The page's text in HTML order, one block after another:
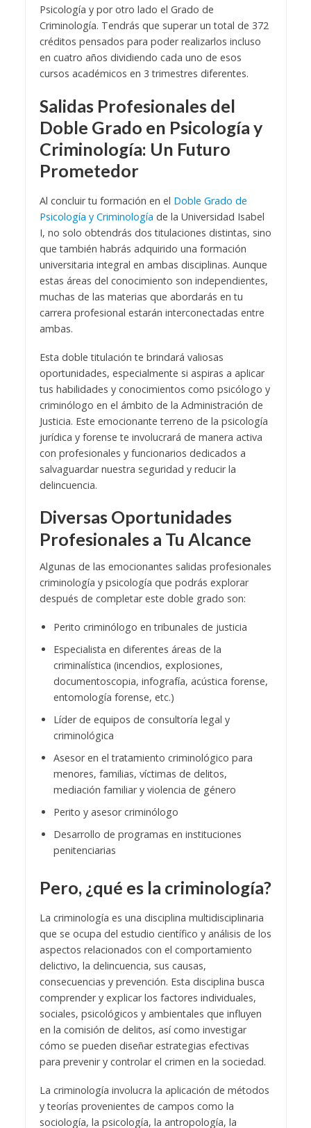
Psicología y por otro lado el Grado de
Criminología. Tendrás que superar un total de 372
créditos pensados para poder realizarlos incluso
en cuatro años dividiendo cada uno de esos
cursos académicos en 3 trimestres diferentes.
Salidas Profesionales del
Doble Grado en Psicología y
Criminología: Un Futuro
Prometedor
Al concluir tu formación en el Doble Grado de
Psicología y Criminología de la Universidad Isabel
I, no solo obtendrás dos titulaciones distintas, sino
que también habrás adquirido una formación
universitaria integral en ambas disciplinas. Aunque
estas áreas del conocimiento son independientes,
muchas de las materias que abordarás en tu
carrera profesional estarán interconectadas entre
ambas.
Esta doble titulación te brindará valiosas
oportunidades, especialmente si aspiras a aplicar
tus habilidades y conocimientos como psicólogo y
criminólogo en el ámbito de la Administración de
Justicia. Este emocionante terreno de la psicología
jurídica y forense te involucrará de manera activa
con profesionales y funcionarios dedicados a
salvaguardar nuestra seguridad y reducir la
delincuencia.
Diversas Oportunidades
Profesionales a Tu Alcance
Algunas de las emocionantes salidas profesionales
criminología y psicología que podrás explorar
después de completar este doble grado son:
Perito criminólogo en tribunales de justicia
Especialista en diferentes áreas de la
criminalística (incendios, explosiones,
documentoscopia, infografía, acústica forense,
entomología forense, etc.)
Líder de equipos de consultoría legal y
criminológica
Asesor en el tratamiento criminológico para
menores, familias, víctimas de delitos,
mediación familiar y violencia de género
Perito y asesor criminólogo
Desarrollo de programas en instituciones
penitenciarias
Pero, ¿qué es la criminología?
La criminología es una disciplina multidisciplinaria
que se ocupa del estudio científico y análisis de los
aspectos relacionados con el comportamiento
delictivo, la delincuencia, sus causas,
consecuencias y prevención. Esta disciplina busca
comprender y explicar los factores individuales,
sociales, psicológicos y ambientales que influyen
en la comisión de delitos, así como investigar
cómo se pueden diseñar estrategias efectivas
para prevenir y controlar el crimen en la sociedad.
La criminología involucra la aplicación de métodos
y teorías provenientes de campos como la
sociología, la psicología, la antropología, la